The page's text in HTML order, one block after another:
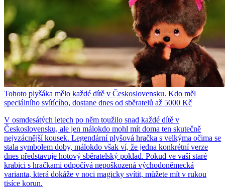
Tohoto plyšáka mělo každé dítě v Československu. Kdo měl
speciálního svítícího, dostane dnes od sběratelů až 5000 Kč
V osmdesátých letech po něm toužilo snad každé dítě v
Československu, ale jen málokdo mohl mít doma ten skutečně
nejvzácnější kousek. Legendární plyšová hračka s velkýma očima se
stala symbolem doby, málokdo však ví, že jedna konkrétní verze
dnes představuje hotový sběratelský poklad. Pokud ve vaší staré
krabici s hračkami odpočívá nepoškozená východoněmecká
varianta, která dokáže v noci magicky svítit, můžete mít v rukou
tisíce korun.